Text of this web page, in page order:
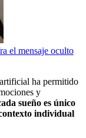
el mensaje oculto
ha permitido
y
sueño es único
individual